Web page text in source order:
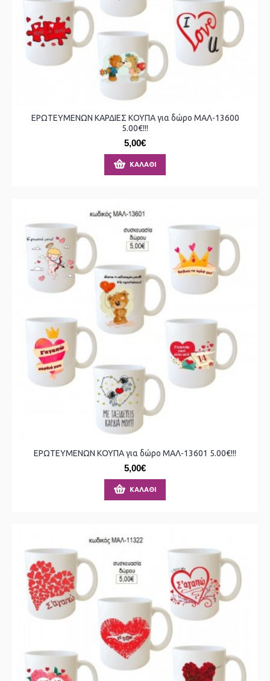
ΕΡΩΤΕΥΜΕΝΩΝ ΚΑΡΔΙΕΣ ΚΟΥΠΑ για δώρο ΜΑΛ-13600
5.00€!!!
5,00€
ΚΑΛΆΘΙ
ΕΡΩΤΕΥΜΕΝΩΝ ΚΟΥΠΑ για δώρο ΜΑΛ-13601 5.00€!!!
5,00€
ΚΑΛΆΘΙ